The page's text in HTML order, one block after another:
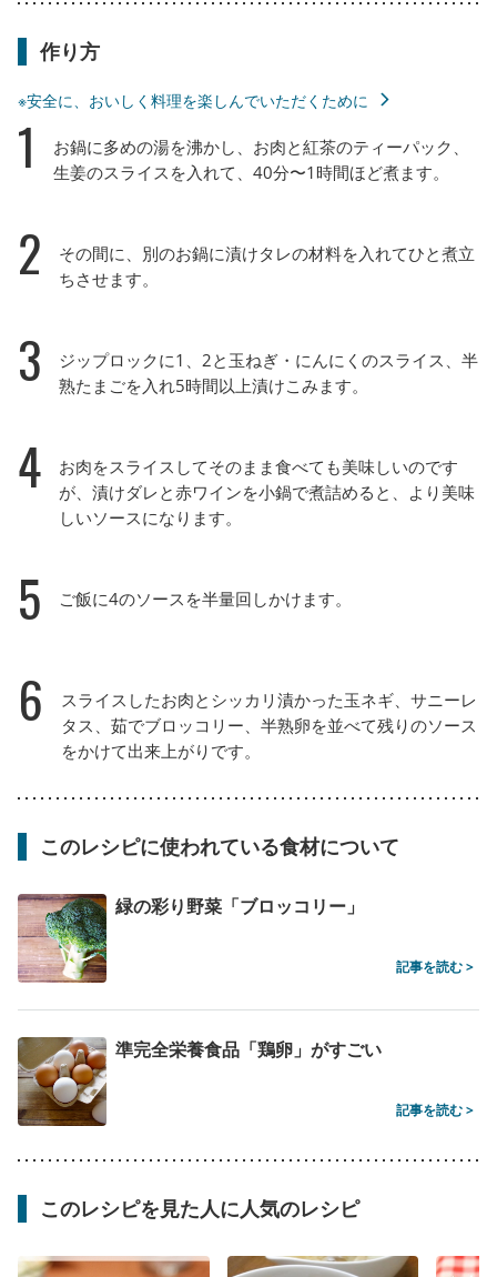
作り方
※安全に、おいしく料理を楽しんでいただくために
1
お鍋に多めの湯を沸かし、お肉と紅茶のティーパック、
生姜のスライスを入れて、40分〜1時間ほど煮ます。
2
その間に、別のお鍋に漬けタレの材料を入れてひと煮立
ちさせます。
3
ジップロックに1、2と玉ねぎ・にんにくのスライス、半
熟たまごを入れ5時間以上漬けこみます。
4
お肉をスライスしてそのまま食べても美味しいのです
が、漬けダレと赤ワインを小鍋で煮詰めると、より美味
しいソースになります。
5 ご飯に4のソースを半量回しかけます。
6
スライスしたお肉とシッカリ漬かった玉ネギ、サニーレ
タス、茹でブロッコリー、半熟卵を並べて残りのソース
をかけて出来上がりです。
このレシピに使われている食材について
緑の彩り野菜「ブロッコリー」
記事を読む >
準完全栄養食品「鶏卵」がすごい
記事を読む >
このレシピを見た人に人気のレシピ